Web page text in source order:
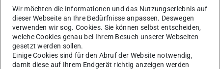
17. April 2026, 14:00 Uhr, Institut für Institut für
Politikwissenschaft, S3|13 Raum 16
(Residenzschloss)
17.04.2026
Wir möchten die Informationen und das Nutzungserlebnis auf
dieser Webseite an Ihre Bedürfnisse anpassen. Deswegen
verwenden wir sog. Cookies. Sie können selbst entscheiden,
welche Cookies genau bei Ihrem Besuch unserer Webseiten
gesetzt werden sollen.
Einige Cookies sind für den Abruf der Website notwendig,
damit diese auf Ihrem Endgerät richtig anzeigen werden